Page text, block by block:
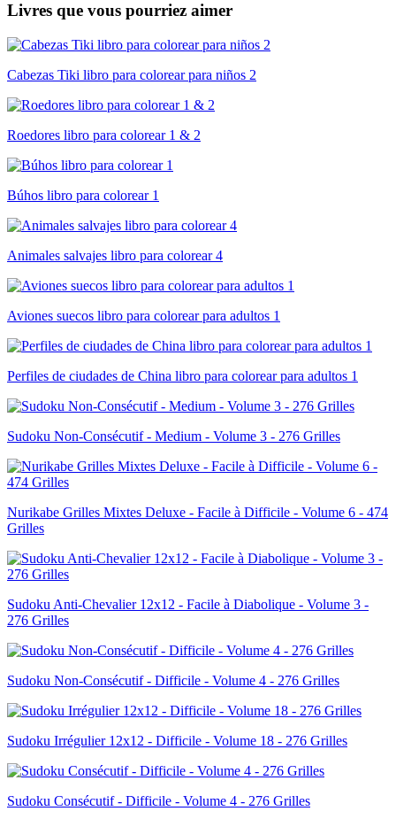
Livres que vous pourriez aimer
Cabezas Tiki libro para colorear para niños 2
Roedores libro para colorear 1 & 2
Búhos libro para colorear 1
Animales salvajes libro para colorear 4
Aviones suecos libro para colorear para adultos 1
Perfiles de ciudades de China libro para colorear para adultos 1
Sudoku Non-Consécutif - Medium - Volume 3 - 276 Grilles
Nurikabe Grilles Mixtes Deluxe - Facile à Difficile - Volume 6 - 474
Grilles
Sudoku Anti-Chevalier 12x12 - Facile à Diabolique - Volume 3 -
276 Grilles
Sudoku Non-Consécutif - Difficile - Volume 4 - 276 Grilles
Sudoku Irrégulier 12x12 - Difficile - Volume 18 - 276 Grilles
Sudoku Consécutif - Difficile - Volume 4 - 276 Grilles